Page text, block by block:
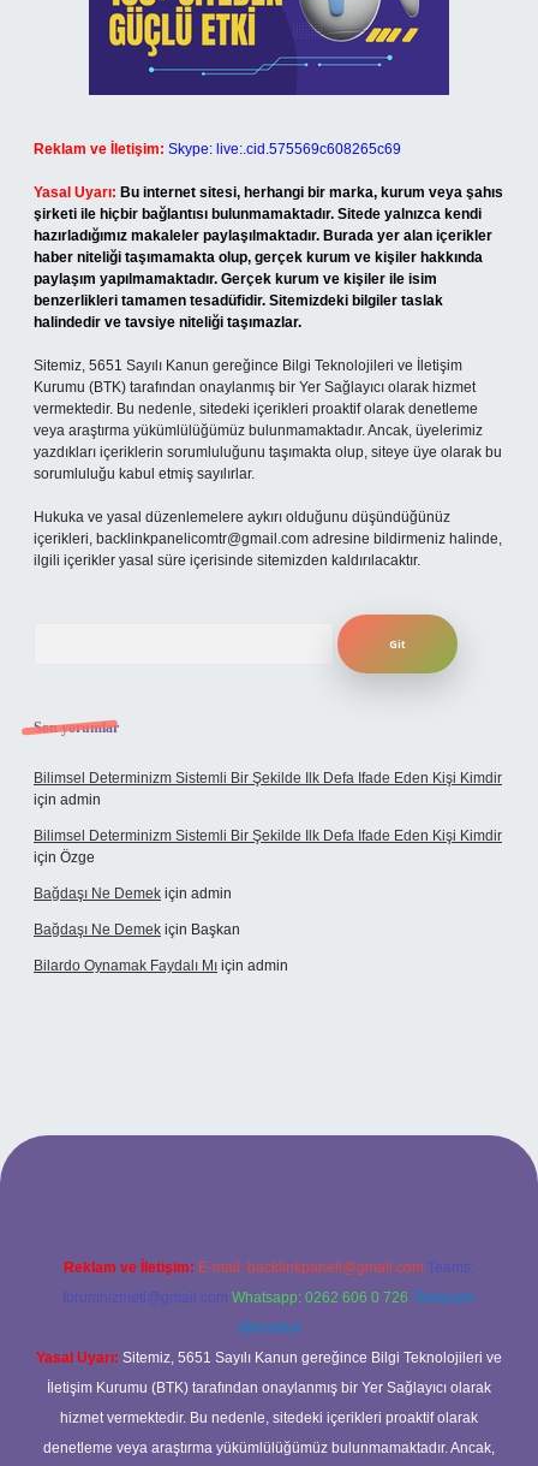
Reklam ve İletişim: Skype: live:.cid.575569c608265c69
Yasal Uyarı: Bu internet sitesi, herhangi bir marka, kurum veya şahıs
şirketi ile hiçbir bağlantısı bulunmamaktadır. Sitede yalnızca kendi
hazırladığımız makaleler paylaşılmaktadır. Burada yer alan içerikler
haber niteliği taşımamakta olup, gerçek kurum ve kişiler hakkında
paylaşım yapılmamaktadır. Gerçek kurum ve kişiler ile isim
benzerlikleri tamamen tesadüfidir. Sitemizdeki bilgiler taslak
halindedir ve tavsiye niteliği taşımazlar.
Sitemiz, 5651 Sayılı Kanun gereğince Bilgi Teknolojileri ve İletişim
Kurumu (BTK) tarafından onaylanmış bir Yer Sağlayıcı olarak hizmet
vermektedir. Bu nedenle, sitedeki içerikleri proaktif olarak denetleme
veya araştırma yükümlülüğümüz bulunmamaktadır. Ancak, üyelerimiz
yazdıkları içeriklerin sorumluluğunu taşımakta olup, siteye üye olarak bu
sorumluluğu kabul etmiş sayılırlar.
Hukuka ve yasal düzenlemelere aykırı olduğunu düşündüğünüz
içerikleri, backlinkpanelicomtr@gmail.com adresine bildirmeniz halinde,
ilgili içerikler yasal süre içerisinde sitemizden kaldırılacaktır.
Son yorumlar
Bilimsel Determinizm Sistemli Bir Şekilde Ilk Defa Ifade Eden Kişi Kimdir
için admin
Bilimsel Determinizm Sistemli Bir Şekilde Ilk Defa Ifade Eden Kişi Kimdir
için Özge
Bağdaşı Ne Demek için admin
Bağdaşı Ne Demek için Başkan
Bilardo Oynamak Faydalı Mı için admin
bahis sitesi
Reklam ve İletişim: E-mail: backlinkpaneli@gmail.com Teams:
forumhizmeti@gmail.com Whatsapp: 0262 606 0 726 Telegram:
@karabul
Yasal Uyarı: Sitemiz, 5651 Sayılı Kanun gereğince Bilgi Teknolojileri ve
İletişim Kurumu (BTK) tarafından onaylanmış bir Yer Sağlayıcı olarak
hizmet vermektedir. Bu nedenle, sitedeki içerikleri proaktif olarak
denetleme veya araştırma yükümlülüğümüz bulunmamaktadır. Ancak,